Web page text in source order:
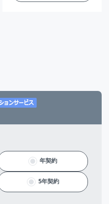
年契約
5年契約